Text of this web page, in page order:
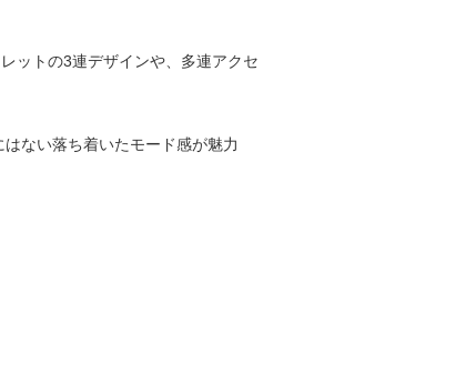
ットの3連デザインや、多連アクセ
ない落ち着いたモード感が魅力